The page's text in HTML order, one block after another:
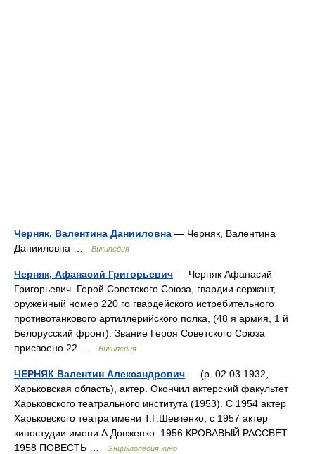
Черняк, Валентина Данииловна — Черняк, Валентина
Данииловна …
Википедия
Черняк, Афанасий Григорьевич — Черняк Афанасий
Григорьевич Герой Советского Союза, гвардии сержант,
оружейный номер 220 го гвардейского истребительного
противотанкового артиллерийского полка, (48 я армия, 1 й
Белорусский фронт). Звание Героя Советского Союза
присвоено 22 …
Википедия
ЧЕРНЯК Валентин Александрович — (р. 02.03.1932,
Харьковская область), актер. Окончил актерский факультет
Харьковского театрального института (1953). С 1954 актер
Харьковского театра имени Т.Г.Шевченко, с 1957 актер
киностудии имени А.Довженко. 1956 КРОВАВЫЙ РАССВЕТ
1958 ПОВЕСТЬ …
Энциклопедия кино